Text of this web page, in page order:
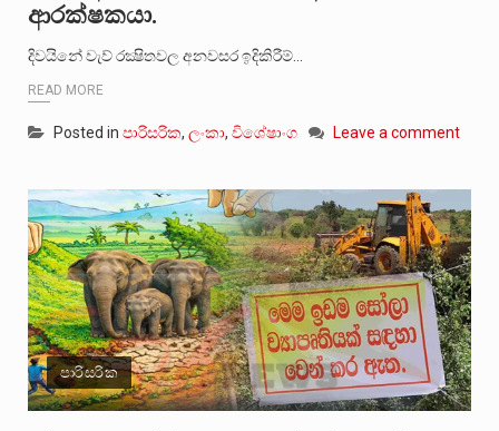
ආරක්ෂකයා.
දිවයිනේ වැව් රක්‍ෂිතවල අනවසර ඉදිකිරීම්…
READ MORE
Posted in පාරිසරික, ලංකා, විශේෂාංග Leave a comment
පාරිසරික